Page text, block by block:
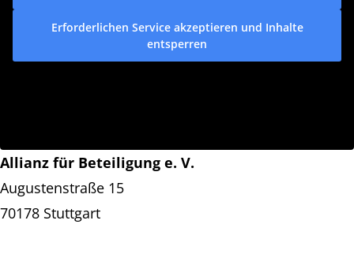
Erforderlichen Service akzeptieren und Inhalte
entsperren
Allianz für Beteiligung e. V.
Augustenstraße 15
70178 Stuttgart